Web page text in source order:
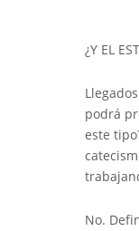
¿Y EL
podrá
este
No.